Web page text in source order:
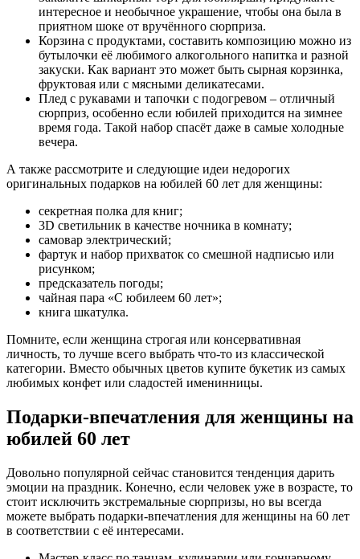
интересное и необычное украшение, чтобы она была в
приятном шоке от вручённого сюрприза.
Корзина с продуктами, составить композицию можно из
бутылочки её любимого алкогольного напитка и разной
закуски. Как вариант это может быть сырная корзинка,
фруктовая или с мясными деликатесами.
Плед с рукавами и тапочки с подогревом – отличный
сюрприз, особенно если юбилей приходится на зимнее
время года. Такой набор спасёт даже в самые холодные
вечера.
А также рассмотрите и следующие идеи недорогих
оригинальных подарков на юбилей 60 лет для женщины:
секретная полка для книг;
3D светильник в качестве ночника в комнату;
самовар электрический;
фартук и набор прихваток со смешной надписью или
рисунком;
предсказатель погоды;
чайная пара «С юбилеем 60 лет»;
книга шкатулка.
Помните, если женщина строгая или консервативная
личность, то лучше всего выбрать что-то из классической
категории. Вместо обычных цветов купите букетик из самых
любимых конфет или сладостей именинницы.
Подарки-впечатления для женщины на
юбилей 60 лет
Довольно популярной сейчас становится тенденция дарить
эмоции на праздник. Конечно, если человек уже в возрасте, то
стоит исключить экстремальные сюрпризы, но вы всегда
можете выбрать подарки-впечатления для женщины на 60 лет
в соответствии с её интересами.